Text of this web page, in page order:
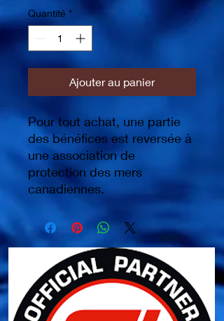
Quantité *
Ajouter au panier
Pour tout achat, une partie
des bénéfices est reversée à
une association de
protection des mers
canadiennes.